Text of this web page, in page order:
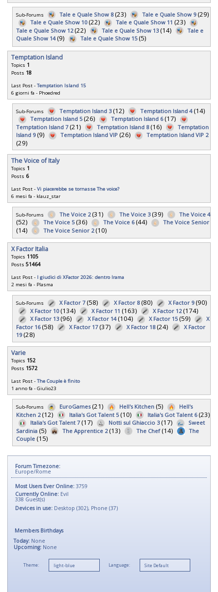
Sub-Forums Tale e Quale Show 8(23) Tale e Quale Show 9(29)
Tale e Quale Show 10(22) Tale e Quale Show 11 (23)
Tale e Quale Show 12(22) Tale e Quale Show 13(14)
Tale e
Quale Show 14(9) Tale e Quale Show 15(5)
Temptation Island
Topics 1
Posts 18
Last Post - Temptation Island 15
6 giorni fa - Phoedred
Sub-Forums Temptation Island 3(12) Temptation Island 4(14)
Temptation Island 5(26) Temptation Island 6(17)
Temptation Island 7(21) Temptation Island 8(16)
Temptation
Island 9(9) Temptation Island VIP (26) Temptation Island VIP 2
(29)
The Voice of Italy
Topics 1
Posts 6
Last Post - Vi piacerebbe se tornasse The voice?
6 mesi fa - klauz_star
Sub-Forums The Voice 2(31) The Voice 3(39) The Voice 4
(52) The Voice 5(36) The Voice 6(44) The Voice Senior
(14) The Voice Senior 2(10)
X Factor Italia
Topics 1105
Posts 51464
Last Post - I giudici di XFactor 2026: dentro Irama
2 mesi fa - Plasma
Sub-Forums X Factor 7(58) X Factor 8(80) X Factor 9(90)
X Factor 10(134) X Factor 11 (163) X Factor 12(174)
X Factor 13(96) X Factor 14(104) X Factor 15(59)
X
Factor 16(58) X Factor 17(37) X Factor 18(24)
X Factor
19(28)
Varie
Topics 152
Posts 1572
Last Post - The Couple è finito
1 anno fa - Giulio23
Sub-Forums EuroGames(21) Hell's Kitchen (5)
Hell's
Kitchen 2(12) Italia's Got Talent 5(10) Italia's Got Talent 6(23)
Italia's Got Talent 7(17) Notti sul Ghiaccio 3(17)
Sweet
Sardinia (5) The Apprentice 2(13) The Chef(14)
The
Couple (15)
Forum Timezone:
Europe/Rome
Most Users Ever Online: 3759
Currently Online: Evil
338 Guest(s)
Devices in use: Desktop (302), Phone (37)
Members Birthdays
Today: None
Upcoming: None
Theme: Language: